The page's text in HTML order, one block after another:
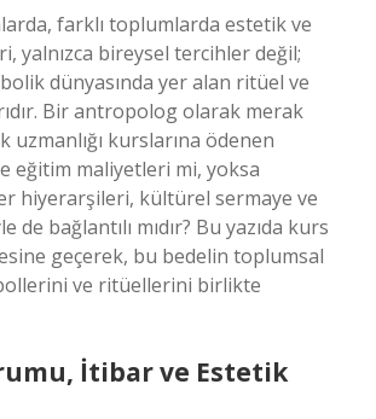
farklı toplumlarda estetik ve
yalnızca bireysel tercihler değil;
dünyasında yer alan ritüel ve
Bir antropolog olarak merak
uzmanlığı kurslarına ödenen
eğitim maliyetleri mi, yoksa
hiyerarşileri, kültürel sermaye ve
de bağlantılı mıdır? Bu yazıda kurs
geçerek, bu bedelin toplumsal
ve ritüellerini birlikte
İtibar ve Estetik